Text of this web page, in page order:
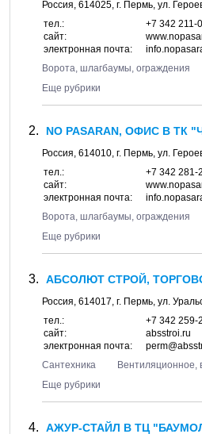
Россия, 614025, г. Пермь, ул.
тел.:
+7 342 211-
сайт:
электронная почта:
Ворота, шлагбаумы, ограждения
Еще рубрики
NO PASARAN, ОФИС В ТК
Россия, 614010, г. Пермь, ул.
тел.:
+7 342 281-
сайт:
электронная почта:
Ворота, шлагбаумы, ограждения
Еще рубрики
АБСОЛЮТ СТРОЙ,
Россия, 614017, г. Пермь, ул.
тел.:
+7 342 259-
сайт:
absstroi.ru
электронная почта:
Сантехника
Вентиляционное,
Еще рубрики
АЖУР-СТАЙЛ В ТЦ